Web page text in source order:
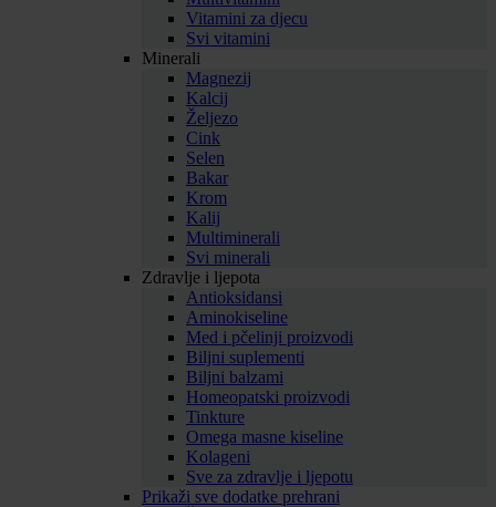
Vitamini za djecu
Svi vitamini
Minerali
Magnezij
Kalcij
Željezo
Cink
Selen
Bakar
Krom
Kalij
Multiminerali
Svi minerali
Zdravlje i ljepota
Antioksidansi
Aminokiseline
Med i pčelinji proizvodi
Biljni suplementi
Biljni balzami
Homeopatski proizvodi
Tinkture
Omega masne kiseline
Kolageni
Sve za zdravlje i ljepotu
Prikaži sve dodatke prehrani